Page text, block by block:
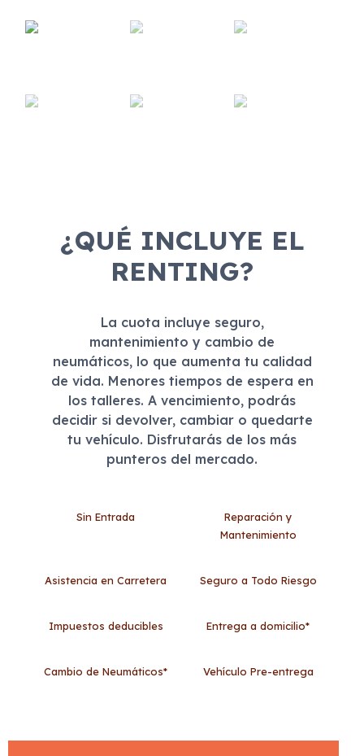
¿QUÉ INCLUYE EL
RENTING?
La cuota incluye seguro,
mantenimiento y cambio de
neumáticos, lo que aumenta tu calidad
de vida. Menores tiempos de espera en
los talleres. A vencimiento, podrás
decidir si devolver, cambiar o quedarte
tu vehículo. Disfrutarás de los más
punteros del mercado.
Sin Entrada
Reparación y
Mantenimiento
Asistencia en Carretera Seguro a Todo Riesgo
Impuestos deducibles Entrega a domicilio*
Cambio de Neumáticos* Vehículo Pre-entrega